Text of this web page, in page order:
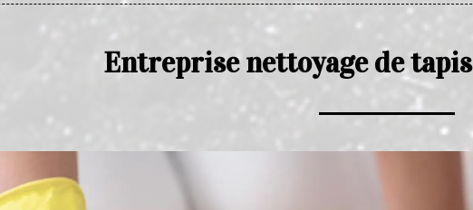
Entreprise nettoyage de